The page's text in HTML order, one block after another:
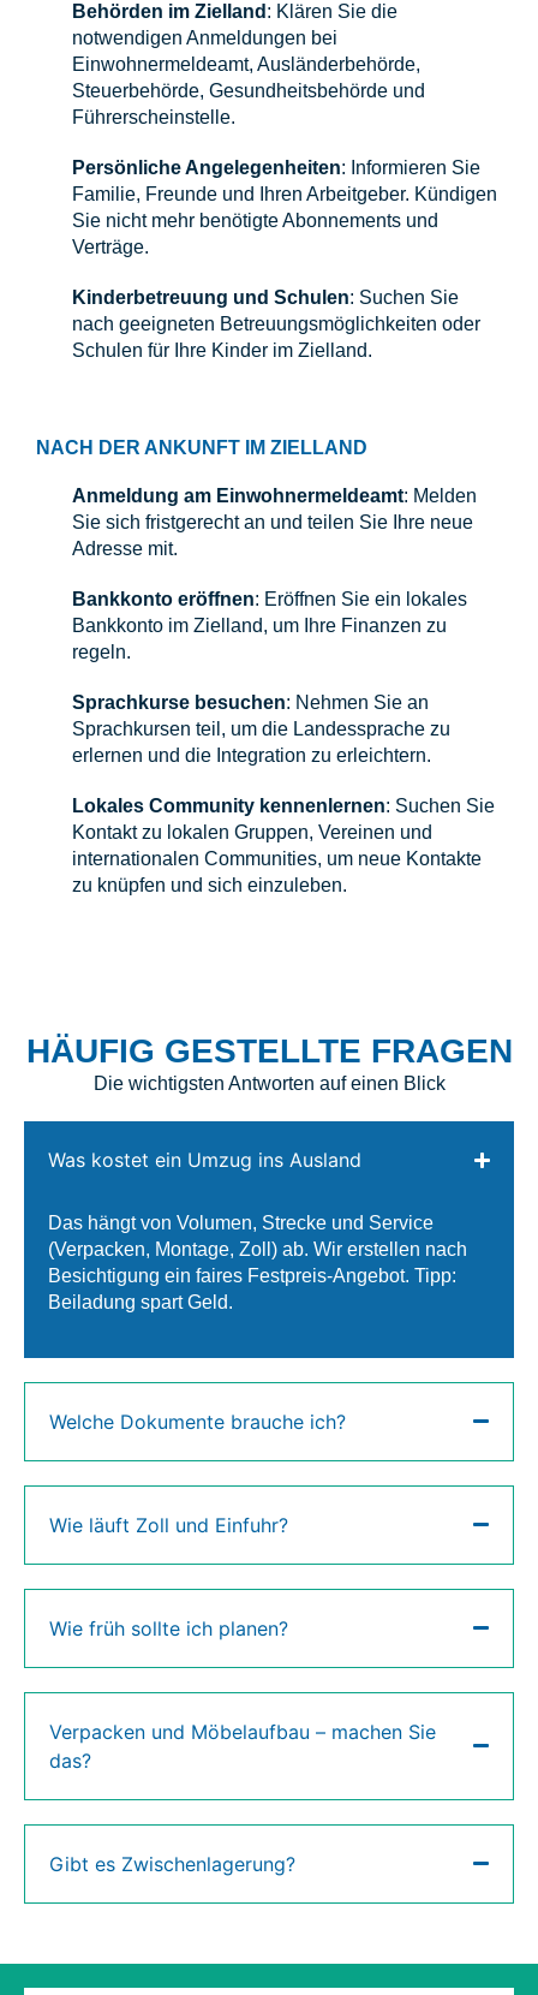
Behörden im Zielland : Klären Sie die
notwendigen Anmeldungen bei
Einwohnermeldeamt, Ausländerbehörde,
Steuerbehörde, Gesundheitsbehörde und
Führerscheinstelle.
Persönliche Angelegenheiten: Informieren Sie
Familie, Freunde und Ihren Arbeitgeber. Kündigen
Sie nicht mehr benötigte Abonnements und
Verträge.
Kinderbetreuung und Schulen: Suchen Sie
nach geeigneten Betreuungsmöglichkeiten oder
Schulen für Ihre Kinder im Zielland.
NACH DER ANKUNFT IM ZIELLAND
Anmeldung am Einwohnermeldeamt: Melden
Sie sich fristgerecht an und teilen Sie Ihre neue
Adresse mit.
Bankkonto eröffnen: Eröffnen Sie ein lokales
Bankkonto im Zielland, um Ihre Finanzen zu
regeln.
Sprachkurse besuchen: Nehmen Sie an
Sprachkursen teil, um die Landessprache zu
erlernen und die Integration zu erleichtern.
Lokales Community kennenlernen: Suchen Sie
Kontakt zu lokalen Gruppen, Vereinen und
internationalen Communities, um neue Kontakte
zu knüpfen und sich einzuleben.
HÄUFIG GESTELLTE FRAGEN
Die wichtigsten Antworten auf einen Blick
Was kostet ein Umzug ins Ausland
Das hängt von Volumen, Strecke und Service
(Verpacken, Montage, Zoll) ab. Wir erstellen nach
Besichtigung ein faires Festpreis-Angebot. Tipp:
Beiladung spart Geld.
Welche Dokumente brauche ich?
Wie läuft Zoll und Einfuhr?
Wie früh sollte ich planen?
Verpacken und Möbelaufbau – machen Sie
das?
Gibt es Zwischenlagerung?